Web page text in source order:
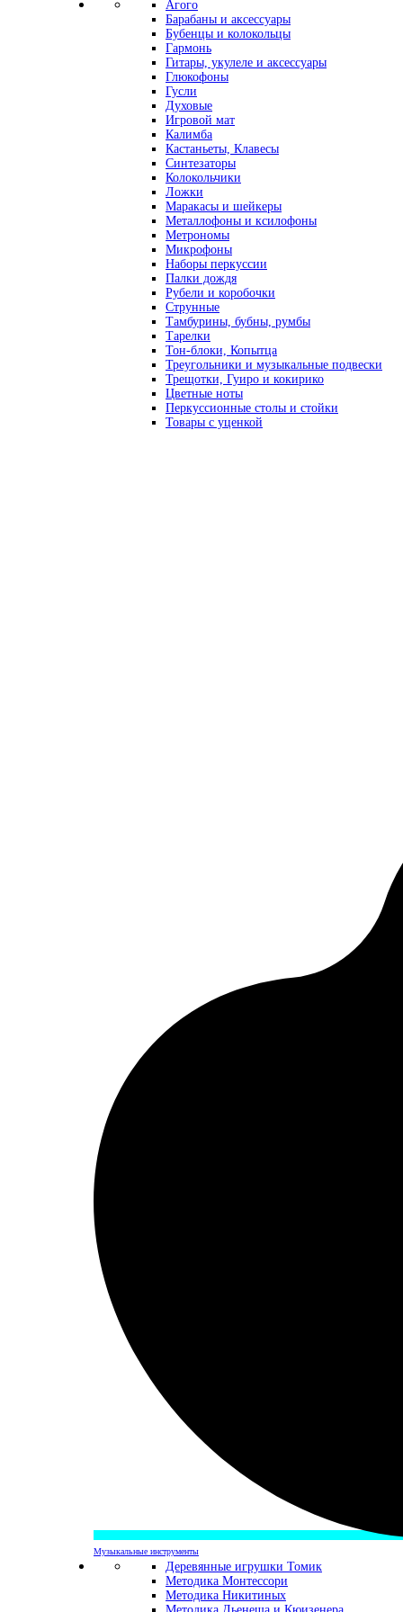
Агого
Барабаны и аксессуары
Бубенцы и колокольцы
Гармонь
Гитары, укулеле и аксессуары
Глюкофоны
Гусли
Духовые
Игровой мат
Калимба
Кастаньеты, Клавесы
Синтезаторы
Колокольчики
Ложки
Маракасы и шейкеры
Металлофоны и ксилофоны
Метрономы
Микрофоны
Наборы перкуссии
Палки дождя
Рубели и коробочки
Струнные
Тамбурины, бубны, румбы
Тарелки
Тон-блоки, Копытца
Треугольники и музыкальные подвески
Трещотки, Гуиро и кокирико
Цветные ноты
Перкуссионные столы и стойки
Товары с уценкой
Музыкальные инструменты
Деревянные игрушки Томик
Методика Монтессори
Методика Никитиных